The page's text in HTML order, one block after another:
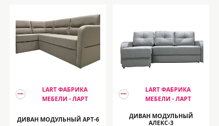
LART ФАБРИКА
МЕБЕЛИ - ЛАРТ
ДИВАН МОДУЛЬНЫЙ АРТ-6
LART ФАБРИКА
МЕБЕЛИ - ЛАРТ
ДИВАН МОДУЛЬНЫЙ
АЛЕКС-3